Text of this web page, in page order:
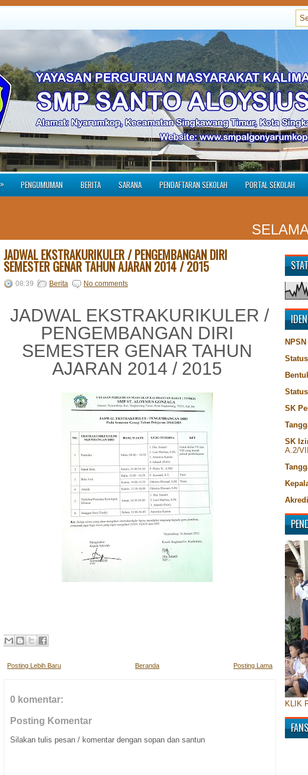
» PENGUMUMAN BERITA SARANA PENDAFTARAN SEKOLAH PORTAL SEKOLAH
SELAMAT
JADWAL EKSTRAKURIKULER / PENGEMBANGAN DIRI
SEMESTER GENAR TAHUN AJARAN 2014 / 2015
08:39 Berita No comments
JADWAL EKSTRAKURIKULER /
PENGEMBANGAN DIRI
SEMESTER GENAR TAHUN
AJARAN 2014 / 2015
Posting Lebih Baru Posting Lama
Beranda
0 komentar:
Posting Komentar
Silakan tulis pesan / komentar dengan sopan dan santun
NPSN
SK
SK
A.2/
KLIK